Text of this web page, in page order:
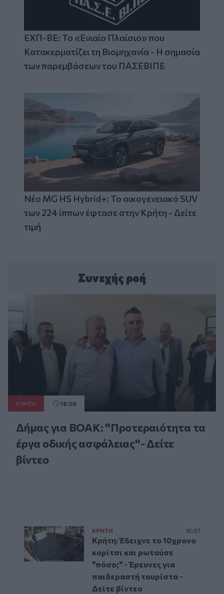
ΕΧΠ-ΒΕ: Το «Ενιαίο Πλαίσιο» που
Κατακερματίζει τη Βιομηχανία - Η σημασία
των παρεμβάσεων του ΠΑΣΕΒΙΠΕ
Νέο MG HS Hybrid+: Το οικογενειακό SUV
των 224 ίππων έφτασε στην Κρήτη - Δείτε
τιμή
Συνεχής ροή
ΚΡΗΤΗ 18:06
Δήμας για ΒΟΑΚ: "Προτεραιότητα τα
έργα οδικής ασφάλειας"- Δείτε
βίντεο
ΚΡΗΤΗ 16:37
Κρήτη: Έδειχνε το 10χρονο
κορίτσι και ρωτούσε
"πόσο;" - Έρευνες για
παιδεραστή τουρίστα -
Δείτε βίντεο